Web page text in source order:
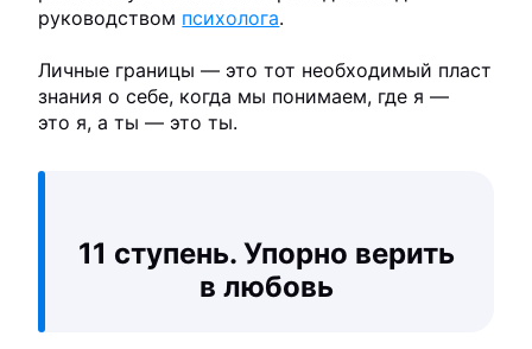
руководством психолога.
Личные границы — это тот необходимый пласт
знания о себе, когда мы понимаем, где я —
это я, а ты — это ты.
11 ступень. Упорно верить
в любовь